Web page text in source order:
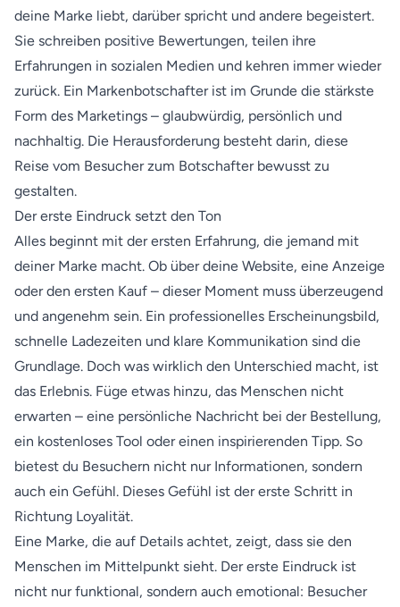
deine Marke liebt, darüber spricht und andere begeistert.
Sie schreiben positive Bewertungen, teilen ihre
Erfahrungen in sozialen Medien und kehren immer wieder
zurück. Ein Markenbotschafter ist im Grunde die stärkste
Form des Marketings – glaubwürdig, persönlich und
nachhaltig. Die Herausforderung besteht darin, diese
Reise vom Besucher zum Botschafter bewusst zu
gestalten.
Der erste Eindruck setzt den Ton
Alles beginnt mit der ersten Erfahrung, die jemand mit
deiner Marke macht. Ob über deine Website, eine Anzeige
oder den ersten Kauf – dieser Moment muss überzeugend
und angenehm sein. Ein professionelles Erscheinungsbild,
schnelle Ladezeiten und klare Kommunikation sind die
Grundlage. Doch was wirklich den Unterschied macht, ist
das Erlebnis. Füge etwas hinzu, das Menschen nicht
erwarten – eine persönliche Nachricht bei der Bestellung,
ein kostenloses Tool oder einen inspirierenden Tipp. So
bietest du Besuchern nicht nur Informationen, sondern
auch ein Gefühl. Dieses Gefühl ist der erste Schritt in
Richtung Loyalität.
Eine Marke, die auf Details achtet, zeigt, dass sie den
Menschen im Mittelpunkt sieht. Der erste Eindruck ist
nicht nur funktional, sondern auch emotional: Besucher